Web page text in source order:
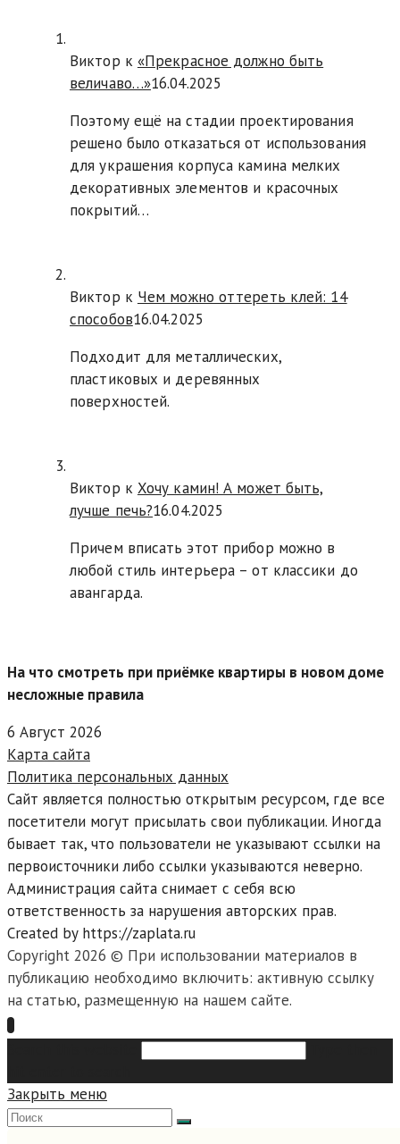
Виктор к «Прекрасное должно быть
величаво…»16.04.2025
Поэтому ещё на стадии проектирования
решено было отказаться от использования
для украшения корпуса камина мелких
декоративных элементов и красочных
покрытий…
Виктор к Чем можно оттереть клей: 14
способов16.04.2025
Подходит для металлических,
пластиковых и деревянных
поверхностей.
Виктор к Хочу камин! А может быть,
лучше печь?16.04.2025
Причем вписать этот прибор можно в
любой стиль интерьера – от классики до
авангарда.
На что смотреть при приёмке квартиры в новом доме
несложные правила
6 Август 2026
Карта сайта
Политика персональных данных
Сайт является полностью открытым ресурсом, где все
посетители могут присылать свои публикации. Иногда
бывает так, что пользователи не указывают ссылки на
первоисточники либо ссылки указываются неверно.
Администрация сайта снимает с себя всю
ответственность за нарушения авторских прав.
Created by https://zaplata.ru
Copyright 2026 © При использовании материалов в
публикацию необходимо включить: активную ссылку
на статью, размещенную на нашем сайте.
Закрыть меню